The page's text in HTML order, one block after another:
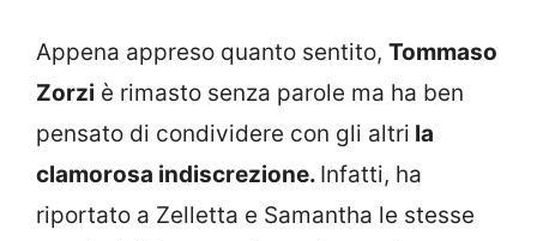
Appena appreso quanto sentito, Tommaso
Zorzi è rimasto senza parole ma ha ben
pensato di condividere con gli altri la
clamorosa indiscrezione. Infatti, ha
riportato a Zelletta e Samantha le stesse